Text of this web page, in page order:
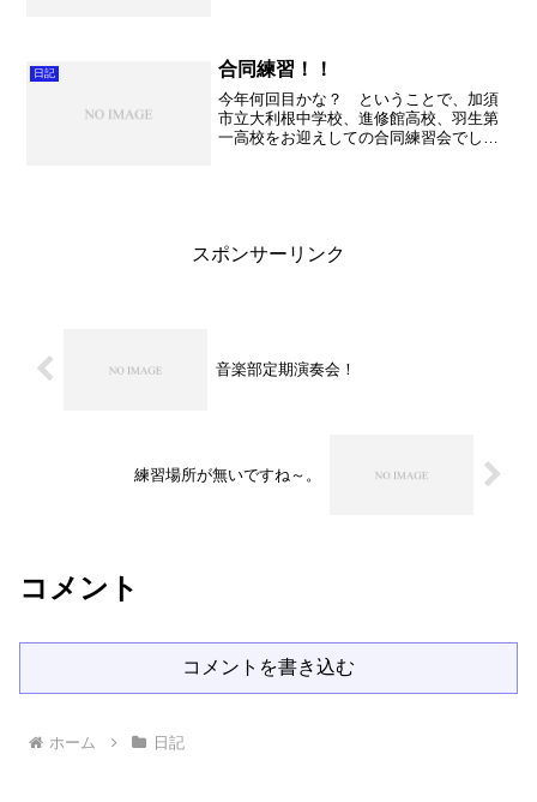
ららら～」と課題曲が流...
日記 合同練習！！
今年何回目かな？ ということで、加須
市立大利根中学校、進修館高校、羽生第
一高校をお迎えしての合同練習会でし
スポンサーリンク
音楽部定期演奏会！
練習場所が無いですね～。
コメント
コメントを書き込む
ホーム 日記